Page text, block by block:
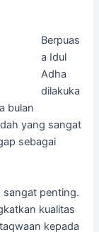
Berpuas
a Idul
Adha
dilakuka
bulan
yang sangat
sebagai
sangat penting.
kualitas
kepada